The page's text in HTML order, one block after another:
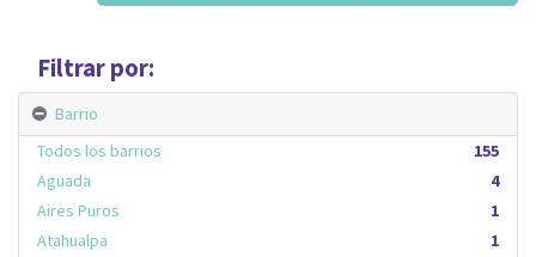
Filtrar por:
Barrio
155
Todos los barrios
4
Aguada
1
Aires Puros
1
Atahualpa